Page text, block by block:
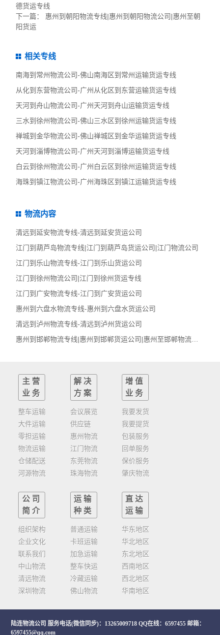
德货运专线
下一篇： 惠州到朝阳物流专线|惠州到朝阳物流公司|惠州至朝
阳货运
相关专线
南海到常州物流公司-佛山南海区到常州运输货运专线
从化到东营物流公司-广州从化区到东营运输货运专线
天河到舟山物流公司-广州天河到舟山运输货运专线
三水到徐州物流公司-佛山三水区到徐州运输货运专线
禅城到金华物流公司-佛山禅城区到金华运输货运专线
天河到淄博物流公司-广州天河到淄博运输货运专线
白云到徐州物流公司-广州白云区到徐州运输货运专线
海珠到镇江物流公司-广州海珠区到镇江运输货运专线
物流内容
清远到延安物流专线-清远到延安货运公司
江门到葫芦岛物流专线|江门到葫芦岛货运公司|江门物流公司
江门到乐山物流专线-江门到乐山货运公司
江门到徐州物流公司|江门到徐州货运专线
江门到广安物流专线-江门到广安货运公司
惠州到六盘水物流专线-惠州到六盘水货运公司
清远到泸州物流专线-清远到泸州货运公司
主营
业务
整车运输
大件运输
零担运输
物流运输
仓储配送
河源物流
解决
方案
会议展览
供应链
惠州物流
江门物流
东莞物流
珠海物流
增值
业务
我要发货
我要提货
包装服务
回单服务
保价服务
肇庆物流
公司
简介
组织架构
企业文化
联系我们
中山物流
清远物流
深圳物流
运输
种类
普通运输
卡班运输
加急运输
整车快运
冷藏运输
佛山物流
直达
运输
华东地区
华北地区
东北地区
西南地区
西北地区
华南地区
陆连物流公司 服务电话(微信同步)：13265009718 QQ在线：6597455 邮箱：
6597455@qq.com